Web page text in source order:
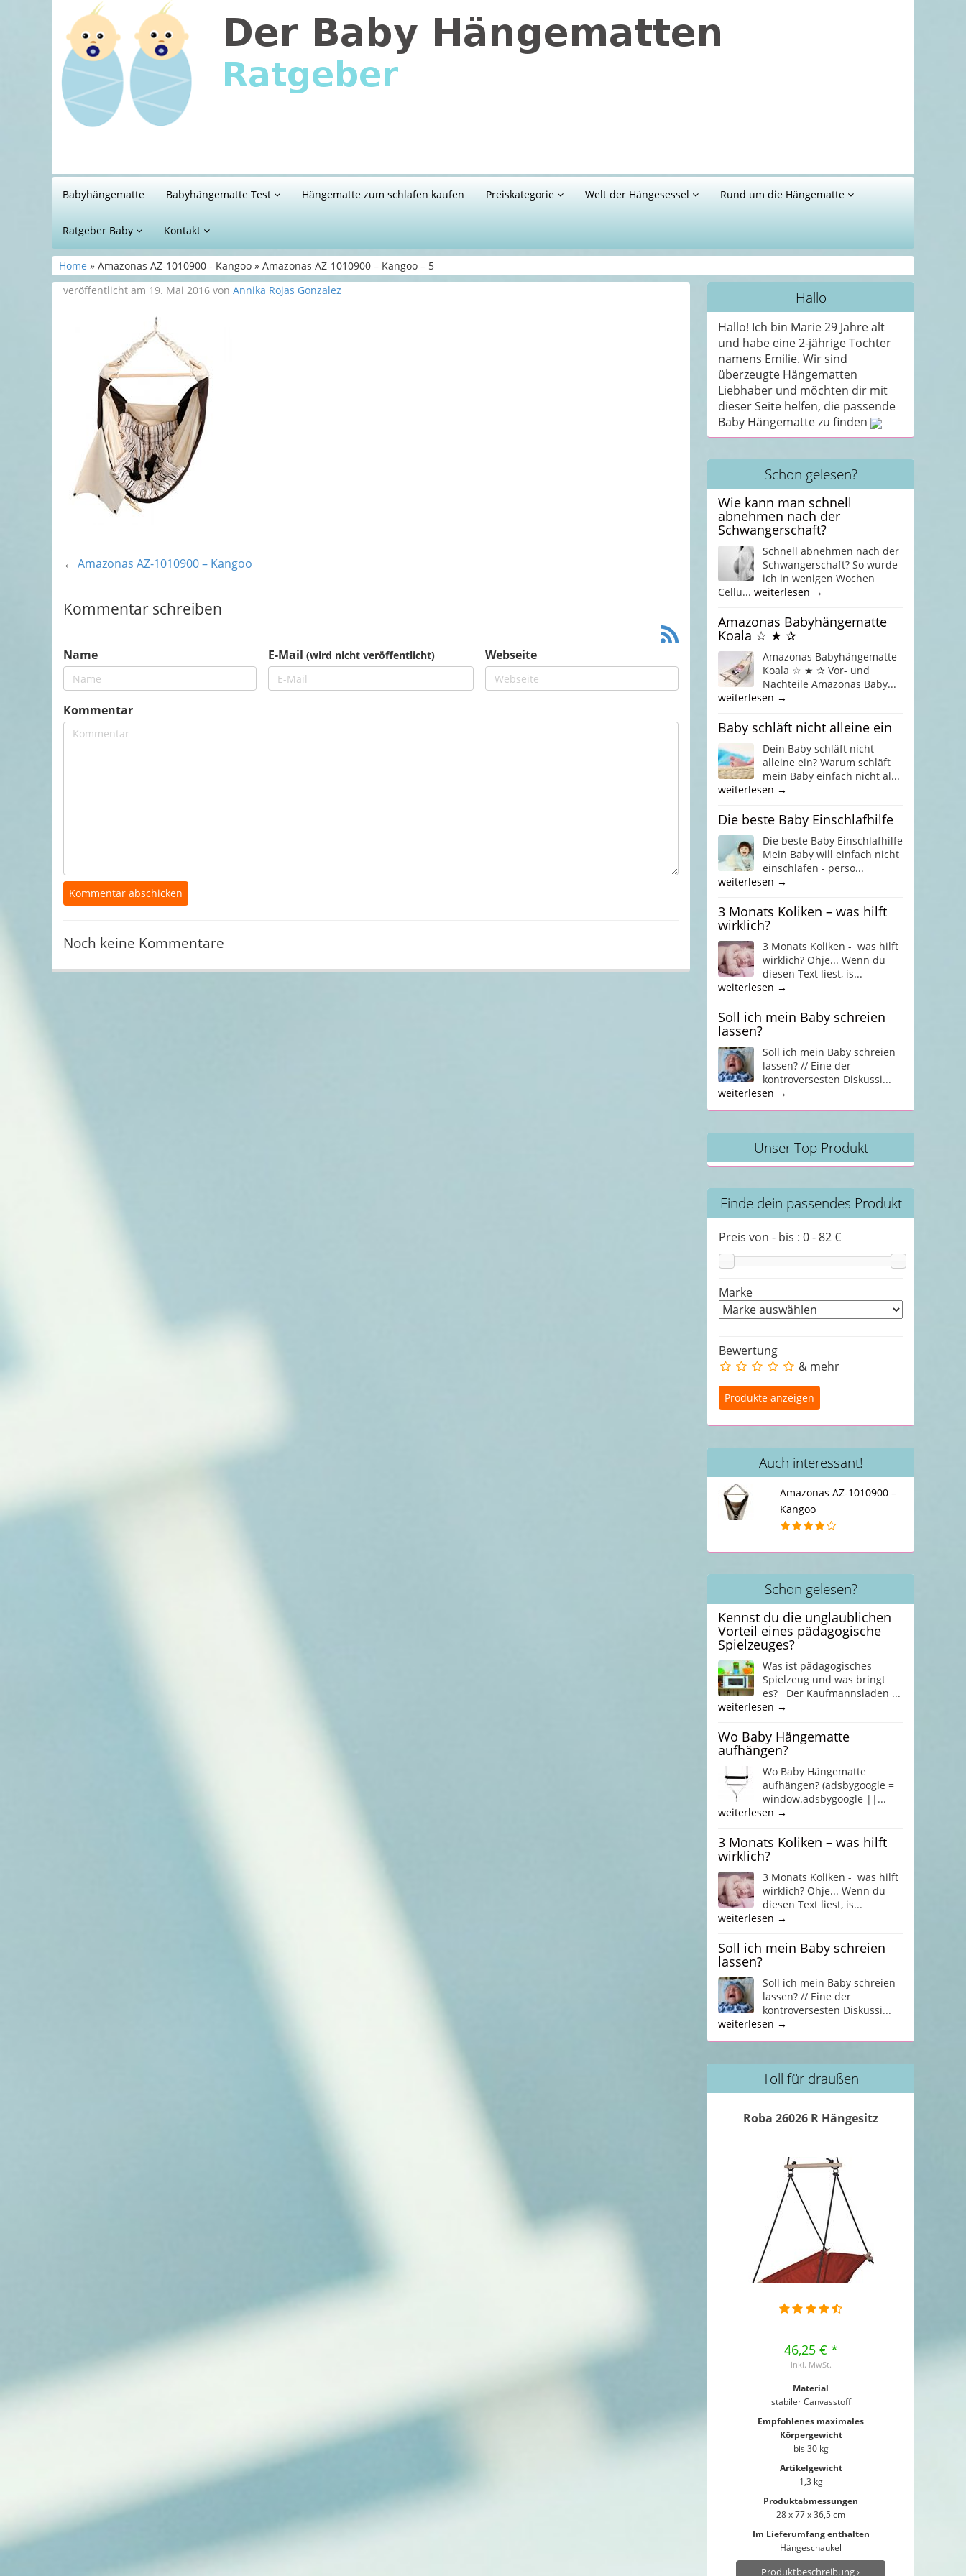
Babyhängematte Babyhängematte Test Hängematte zum schlafen kaufen Preiskategorie Welt der Hängesessel Rund um die Hängematte
Ratgeber Baby Kontakt
Home » Amazonas AZ-1010900 - Kangoo » Amazonas AZ-1010900 – Kangoo – 5
veröffentlicht am 19. Mai 2016 von Annika Rojas Gonzalez
← Amazonas AZ-1010900 – Kangoo
Kommentar schreiben
Name E-Mail(wird nicht veröffentlicht) Webseite
Kommentar
Noch keine Kommentare
Hallo
Hallo! Ich bin Marie 29 Jahre alt
und habe eine 2-jährige Tochter
namens Emilie. Wir sind
überzeugte Hängematten
Liebhaber und möchten dir mit
dieser Seite helfen, die passende
Baby Hängematte zu finden
Schon gelesen?
Wie kann man schnell
abnehmen nach der
Schwangerschaft?
Schnell abnehmen nach der
Schwangerschaft? So wurde
ich in wenigen Wochen
Cellu... weiterlesen →
Amazonas Babyhängematte
Koala ☆ ★ ✰
Amazonas Babyhängematte
Koala ☆ ★ ✰ Vor- und
Nachteile Amazonas Baby...
weiterlesen →
Baby schläft nicht alleine ein
Dein Baby schläft nicht
alleine ein? Warum schläft
mein Baby einfach nicht al...
weiterlesen →
Die beste Baby Einschlafhilfe
Die beste Baby Einschlafhilfe
Mein Baby will einfach nicht
einschlafen - persö...
weiterlesen →
3 Monats Koliken – was hilft
wirklich?
3 Monats Koliken - was hilft
wirklich? Ohje... Wenn du
diesen Text liest, is...
weiterlesen →
Soll ich mein Baby schreien
lassen?
Soll ich mein Baby schreien
lassen? // Eine der
kontroversesten Diskussi...
weiterlesen →
Unser Top Produkt
Finde dein passendes Produkt
Preis von - bis : 0-82€
Marke
Bewertung
& mehr
Auch interessant!
Amazonas AZ-1010900 –
Kangoo
Schon gelesen?
Kennst du die unglaublichen
Vorteil eines pädagogische
Spielzeuges?
Was ist pädagogisches
Spielzeug und was bringt
es? Der Kaufmannsladen ...
weiterlesen →
Wo Baby Hängematte
aufhängen?
Wo Baby Hängematte
aufhängen? (adsbygoogle =
window.adsbygoogle ||...
weiterlesen →
3 Monats Koliken – was hilft
wirklich?
3 Monats Koliken - was hilft
wirklich? Ohje... Wenn du
diesen Text liest, is...
weiterlesen →
Soll ich mein Baby schreien
lassen?
Soll ich mein Baby schreien
lassen? // Eine der
kontroversesten Diskussi...
weiterlesen →
Toll für draußen
Roba 26026 R Hängesitz
46,25 € *
inkl. MwSt.
Material
stabiler Canvasstoff
Empfohlenes maximales
Körpergewicht
bis 30 kg
Artikelgewicht
1,3 kg
Produktabmessungen
28 x 77 x 36,5 cm
Im Lieferumfang enthalten
Hängeschaukel
Produktbeschreibung ›